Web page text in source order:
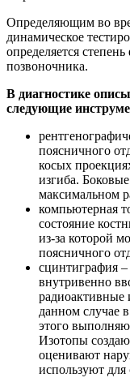
Определяющим во
динамическое
определяется
позвоночника.
В диагностике
следующие
поясничного
косых
изгиба.
максимальном
компьютерная
состояние
из-за которой
поясничного
сцинтиграфия
внутривенно
радиоактивные
данном случае
этого
Изотопы
оценивают
используют